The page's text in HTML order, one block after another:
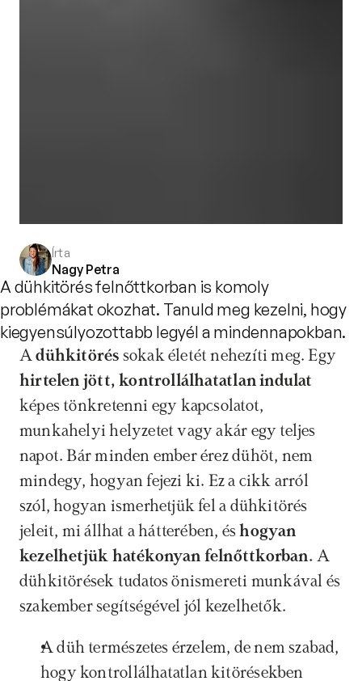
Írta
Nagy Petra
A dühkitörés felnőttkorban is komoly
problémákat okozhat. Tanuld meg kezelni, hogy
kiegyensúlyozottabb legyél a mindennapokban.
A dühkitörés
képes tönkretenni egy kapcsolatot,
munkahelyi helyzetet vagy akár egy teljes
napot. Bár minden ember érez dühöt, nem
mindegy, hogyan fejezi ki. Ez a cikk arról
szól, hogyan ismerhetjük fel a dühkitörés
jeleit, mi állhat a hátterében, és hogyan
kezelhetjük hatékonyan felnőttkorban. A
dühkitörések tudatos önismereti munkával és
szakember segítségével jól kezelhetők.
A düh természetes érzelem, de nem szabad,
hogy kontrollálhatatlan kitörésekben